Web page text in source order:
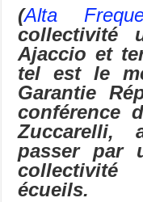
b
o
o
k
ky
m
bl
r
d
di
t
ai
l
(Alta
collectivité
Ajaccio et
tel est le
Garantie
conférence
passer par
écueils.